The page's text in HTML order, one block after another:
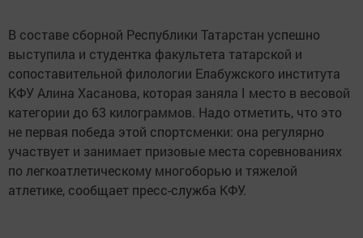
В составе сборной Республики Татарстан успешно
выступила и студентка факультета татарской и
сопоставительной филологии Елабужского института
КФУ Алина Хасанова, которая заняла I место в весовой
категории до 63 килограммов. Надо отметить, что это
не первая победа этой спортсменки: она регулярно
участвует и занимает призовые места соревнованиях
по легкоатлетическому многоборью и тяжелой
атлетике, сообщает пресс-служба КФУ.